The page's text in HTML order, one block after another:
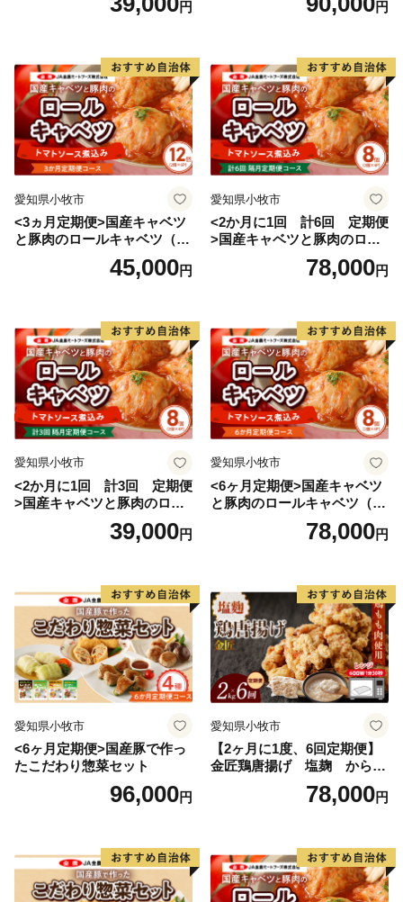
円 円
愛知県小牧市
<3ヵ月定期便>国産キャベツ
と豚肉のロールキャベツ（6P
45,000円
愛知県小牧市
<2か月に1回 計6回 定期便
>国産キャベツと豚肉のロー
ルキャベツ（4P入り）
78,000円
愛知県小牧市
<2か月に1回 計3回 定期便
>国産キャベツと豚肉のロー
ルキャベツ（4P入り）
39,000円
愛知県小牧市
<6ヶ月定期便>国産キャベツ
と豚肉のロールキャベツ（4P
78,000円
愛知県小牧市
<6ヶ月定期便>国産豚で作っ
たこだわり惣菜セット
96,000円
愛知県小牧市
【2ヶ月に1度、6回定期便】
金匠鶏唐揚げ 塩麹 からあ
78,000円